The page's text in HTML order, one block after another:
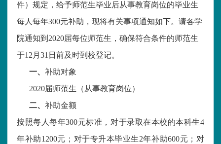
件）规定，给予师范生毕业后从事教育岗位的毕业生
每人每年300元补助，现将有关事项通知如下。请各学
院通知到2020届每位师范生，确保符合条件的师范生
于12月31日前及时到校登记。
一、补助对象
2020届师范生（从事教育岗位）
二、补助金额
按照每人每年300元标准，对于录取在本校的本科生4
年补助1200元；对于专升本毕业生2年补助600元；对